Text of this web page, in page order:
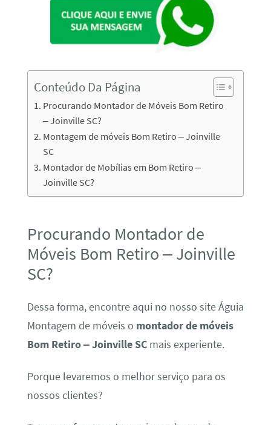
Conteúdo Da Página
Procurando Montador de Móveis Bom Retiro
– Joinville SC?
Montagem de móveis Bom Retiro – Joinville
SC
Montador de Mobílias em Bom Retiro –
Joinville SC?
Procurando Montador de
Móveis Bom Retiro – Joinville
SC?
Dessa forma, encontre aqui no nosso site Águia
Montagem de móveis o montador de móveis
Bom Retiro – Joinville SCmais experiente.
Porque levaremos o melhor serviço para os
nossos clientes?